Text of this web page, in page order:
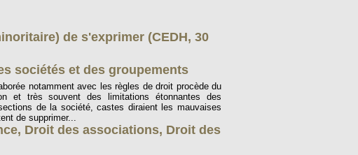
de s'exprimer (CEDH, 30
sociétés et des groupements
notamment avec les règles de droit procède du
et très souvent des limitations étonnantes des
de la société, castes diraient les mauvaises
de supprimer...
, Droit des associations, Droit des